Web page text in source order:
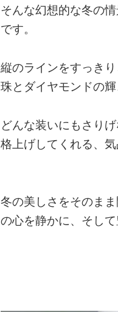
そんな幻想的な冬の
です。
縦のラインをすっき
珠とダイヤモンドの
どんな装いにもさり
格上げしてくれる、
冬の美しさをそのま
の心を静かに、そして